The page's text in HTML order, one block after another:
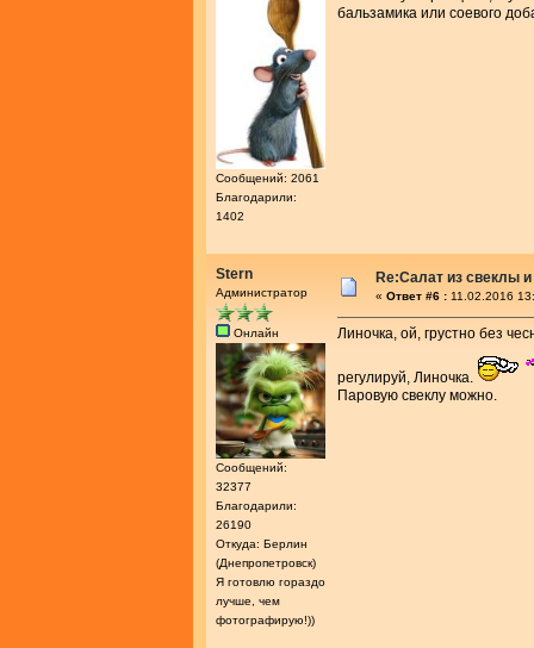
Сообщений: 2061
Благодарили:
1402
бальзамика или соевого
Stern
Администратор
Онлайн
Сообщений:
32377
Благодарили:
26190
Откуда: Берлин
(Днепропетровск)
Я готовлю гораздо
лучше, чем
фотографирую!))
Re:Салат из свеклы
« Ответ #6 : 11.02.2016
Линочка, ой, грустно без
регулируй, Линочка.
Паровую свеклу можно.